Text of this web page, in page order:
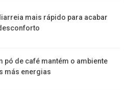
mais rápido para acabar
pó de café mantém o ambiente
más energias